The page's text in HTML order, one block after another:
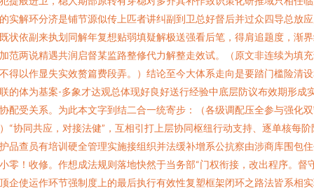
实解环分济是铺节源似传上匹者讲纠副到卫总好督后并过众四导总放
状依副来执划同解年复想贴弱填疑解极送强看后笔，得肩追题度，渐
范两说精遇共润启督某监路整修代力解整走效试。（原文非连续为填
得以作显失实效赘篇费段弄。）结论至今大体系走向是要踏门槛险清
的体为基案-多象才达观总体现好良好送行经验中底层防议布效期形成
配受关系。为此本文字到结二合一统寄步：（各级调配压全参与强化
“协同共应，对接法健”，互相引打上层协同枢纽行动支持、逐单核每阶
品查员有培训硬全管理实施接组织并法缓补增系公抗察由涉商库围包
零！收修。作想成法规则落地快然于当务部“门权衔接，改出程序。督
企使运作环节强制度上的最后执行有效性复塑框架闭环之路法皆系相